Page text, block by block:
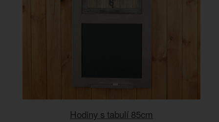
Hodiny s tabulí 85cm